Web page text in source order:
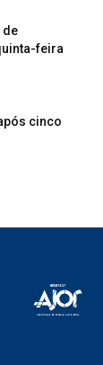
de
feira
cinco